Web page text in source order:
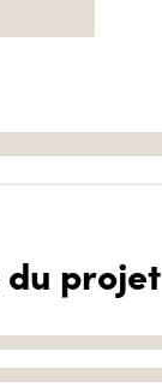
du projet